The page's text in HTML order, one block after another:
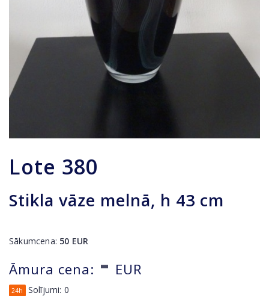
Lote 380
Stikla vāze melnā, h 43 cm
Sākumcena: 50 EUR
Āmura cena: - EUR
24h Solījumi: 0